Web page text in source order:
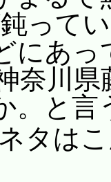
って
にあ
奈川
。と言
タはこ